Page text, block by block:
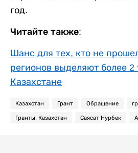
год.
Читайте также:
Шанс для тех, кто не
регионов выделяют более 2
Казахстане
Казахстан Грант Обращение
Гранты. Казахстан Саясат Нурбек